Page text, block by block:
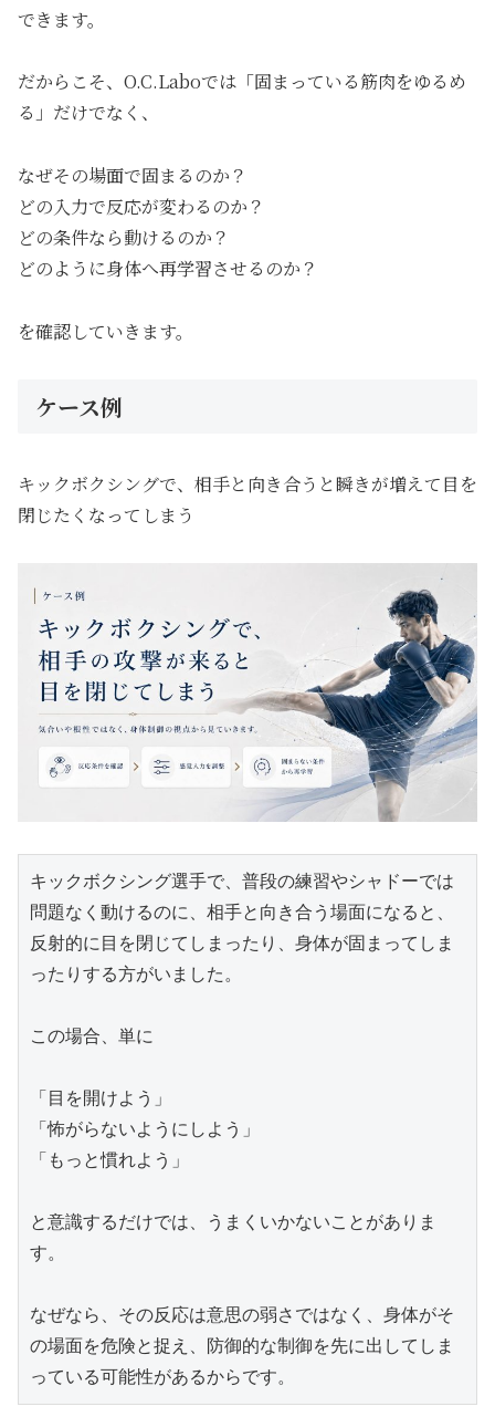
できます。
だからこそ、O.C.Laboでは「固まっている筋肉をゆるめ
る」だけでなく、
なぜその場面で固まるのか？
どの入力で反応が変わるのか？
どの条件なら動けるのか？
どのように身体へ再学習させるのか？
を確認していきます。
ケース例
キックボクシングで、相手と向き合うと瞬きが増えて目を
閉じたくなってしまう
キックボクシング選手で、普段の練習やシャドーでは
問題なく動けるのに、相手と向き合う場面になると、
反射的に目を閉じてしまったり、身体が固まってしま
ったりする方がいました。
この場合、単に
「目を開けよう」
「怖がらないようにしよう」
「もっと慣れよう」
と意識するだけでは、うまくいかないことがありま
す。
なぜなら、その反応は意思の弱さではなく、身体がそ
の場面を危険と捉え、防御的な制御を先に出してしま
っている可能性があるからです。